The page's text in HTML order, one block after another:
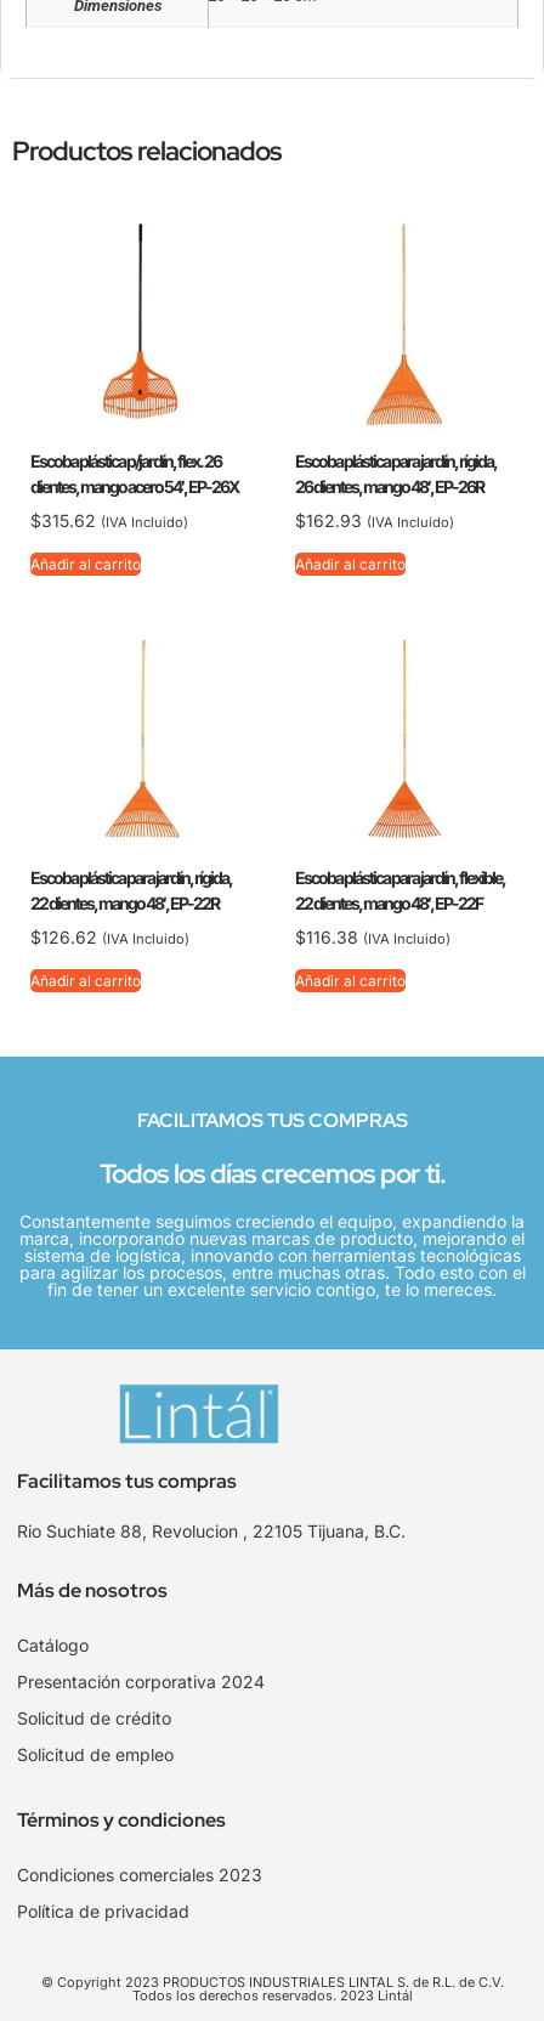
Dimensiones
Productos relacionados
Escoba plástica p/jardín, flex. 26
dientes, mango acero 54′, EP-26X
$315.62 (IVA Incluido)
Añadir al carrito
Escoba plástica para jardín, rígida,
26 dientes, mango 48′, EP-26R
$162.93 (IVA Incluido)
Añadir al carrito
Escoba plástica para jardín, rígida,
22 dientes, mango 48′, EP-22R
$126.62 (IVA Incluido)
Añadir al carrito
Escoba plástica para jardín, flexible,
22 dientes, mango 48′, EP-22F
$116.38 (IVA Incluido)
Añadir al carrito
FACILITAMOS TUS COMPRAS
Todos los días crecemos por ti.
Constantemente seguimos creciendo el equipo, expandiendo la
marca, incorporando nuevas marcas de producto, mejorando el
sistema de logística, innovando con herramientas tecnológicas
para agilizar los procesos, entre muchas otras. Todo esto con el
fin de tener un excelente servicio contigo, te lo mereces.
Facilitamos tus compras
Rio Suchiate 88, Revolucion , 22105 Tijuana, B.C.
Más de nosotros
Catálogo
Presentación corporativa 2024
Solicitud de crédito
Solicitud de empleo
Términos y condiciones
Condiciones comerciales 2023
Política de privacidad
© Copyright 2023 PRODUCTOS INDUSTRIALES LINTAL S. de R.L. de C.V.
Todos los derechos reservados. 2023 Lintál